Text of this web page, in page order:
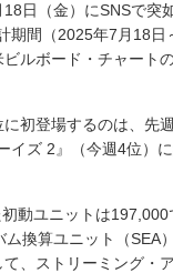
日（金）にSNSで突
期間（2025年7月18
ルボード・チャート
初登場するのは、先
イズ 2』（今週4位）
動ユニットは
換算ユニット（SEA
、ストリーミング・